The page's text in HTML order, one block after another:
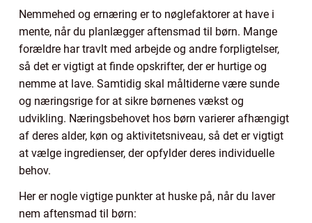
Nemmehed og ernæring er to nøglefaktorer at have i
mente, når du planlægger aftensmad til børn. Mange
forældre har travlt med arbejde og andre forpligtelser,
så det er vigtigt at finde opskrifter, der er hurtige og
nemme at lave. Samtidig skal måltiderne være sunde
og næringsrige for at sikre børnenes vækst og
udvikling. Næringsbehovet hos børn varierer afhængigt
af deres alder, køn og aktivitetsniveau, så det er vigtigt
at vælge ingredienser, der opfylder deres individuelle
behov.
Her er nogle vigtige punkter at huske på, når du laver
nem aftensmad til børn: